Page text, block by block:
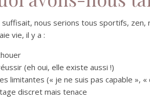
suffisait, nous serions tous sportifs,
vie, il y a :
(eh oui, elle existe aussi !)
limitantes (« je ne suis pas capable », «
discret mais tenace